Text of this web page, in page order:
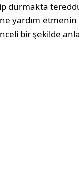
durmakta
etmenin
bir şekilde